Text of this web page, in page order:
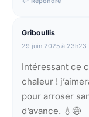
Griboullis
29 juin 2025 à 23h23
Intéressant ce
chaleur !
pour arroser
d’avance. 💧😅